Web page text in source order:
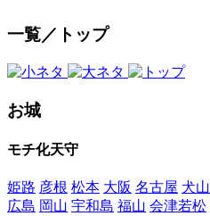
一覧／トップ
お城
モチ化天守
姫路 彦根 松本 大阪 名古屋 犬山
広島 岡山 宇和島 福山 会津若松